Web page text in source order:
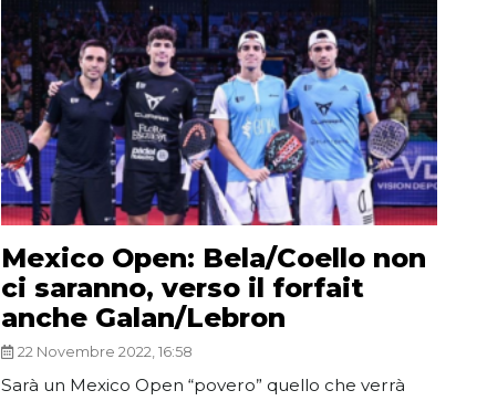
Mexico Open: Bela/Coello non
ci saranno, verso il forfait
anche Galan/Lebron
22 Novembre 2022, 16:58
Sarà un Mexico Open “povero” quello che verrà